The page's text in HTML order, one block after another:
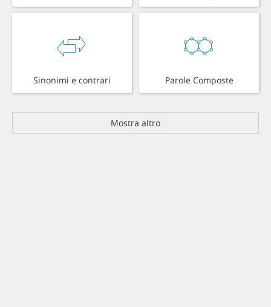
Sinonimi e contrari Parole Composte
Mostra altro